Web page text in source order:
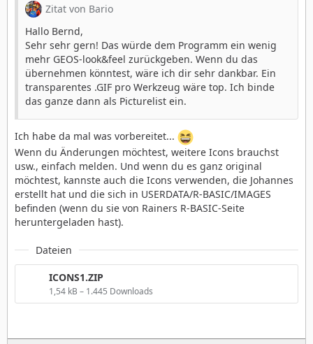
Zitat von Bario
Hallo Bernd,
Sehr sehr gern! Das würde dem Programm ein wenig
mehr GEOS-look&feel zurückgeben. Wenn du das
übernehmen könntest, wäre ich dir sehr dankbar. Ein
transparentes .GIF pro Werkzeug wäre top. Ich binde
das ganze dann als Picturelist ein.
Ich habe da mal was vorbereitet...
Wenn du Änderungen möchtest, weitere Icons brauchst
usw., einfach melden. Und wenn du es ganz original
möchtest, kannste auch die Icons verwenden, die Johannes
erstellt hat und die sich in USERDATA/R-BASIC/IMAGES
befinden (wenn du sie von Rainers R-BASIC-Seite
heruntergeladen hast).
Dateien
ICONS1.ZIP
1,54 kB – 1.445 Downloads